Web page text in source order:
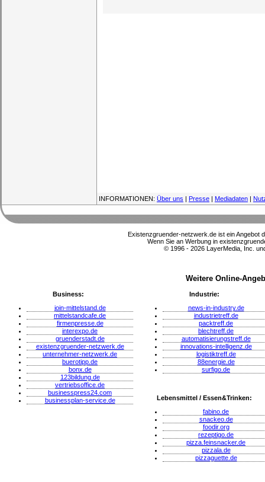
INFORMATIONEN: Über uns | Presse | Mediadaten |
Existenzgruender-netzwerk.de ist ein Angebot
Wenn Sie an Werbung in
© 1996 - 2026 LayerMedia, Inc.
Weitere Online-
Business:
join-mittelstand.de
mittelstandcafe.de
firmenpresse.de
interexpo.de
gruenderstadt.de
existenzgruender-netzwerk.de
unternehmer-netzwerk.de
buerotipp.de
bonx.de
123bildung.de
vertriebsoffice.de
businesspress24.com
businessplan-service.de
Industrie:
news-in-industry.de
industrietreff.de
packtreff.de
blechtreff.de
automatisierungstreff.de
innovations-intelligenz.de
logistiktreff.de
88energie.de
surfigo.de
Lebensmittel / Essen&Trinken:
fabino.de
snackeo.de
foodir.org
rezeptigo.de
pizza.feinsnacker.de
pizzala.de
pizzaguette.de